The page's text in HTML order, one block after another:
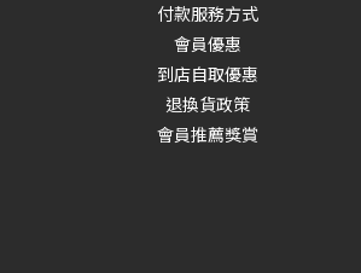
付款服務方式
會員優惠
到店自取優惠
退換貨政策
會員推薦獎賞